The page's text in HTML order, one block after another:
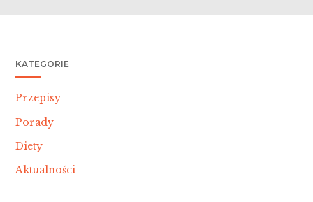
KATEGORIE
Przepisy
Porady
Diety
Aktualności